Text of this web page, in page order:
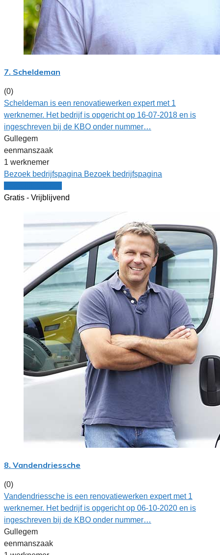
7. Scheldeman
(0)
Scheldeman is een renovatiewerken expert met 1
werknemer. Het bedrijf is opgericht op 16-07-2018 en is
ingeschreven bij de KBO onder nummer…
Gullegem
eenmanszaak
1 werknemer
Bezoek bedrijfspagina Bezoek bedrijfspagina
Gratis - Vrijblijvend
8. Vandendriessche
(0)
Vandendriessche is een renovatiewerken expert met 1
werknemer. Het bedrijf is opgericht op 06-10-2020 en is
ingeschreven bij de KBO onder nummer…
Gullegem
eenmanszaak